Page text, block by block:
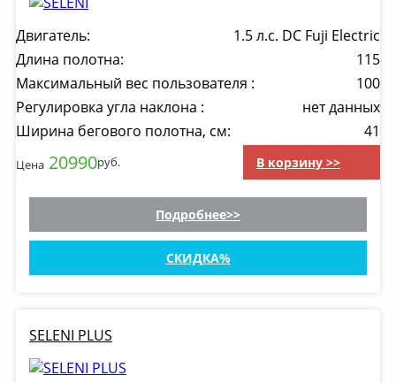
Двигатель:
1.5 л.с. DC Fuji Electric
Длина полотна:
115
Максимальный вес пользователя :
100
Регулировка угла наклона :
нет данных
Ширина бегового полотна, см:
41
Цена 20990руб. В корзину >>
Подробнее
СКИДКА
SELENI PLUS